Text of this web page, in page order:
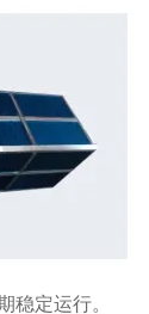
稳定运行。